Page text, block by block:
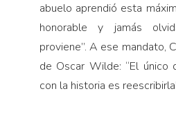
abuelo aprendió esta
honorable y jamás
proviene”. A ese mandato,
de Oscar Wilde: “El único
con la historia es